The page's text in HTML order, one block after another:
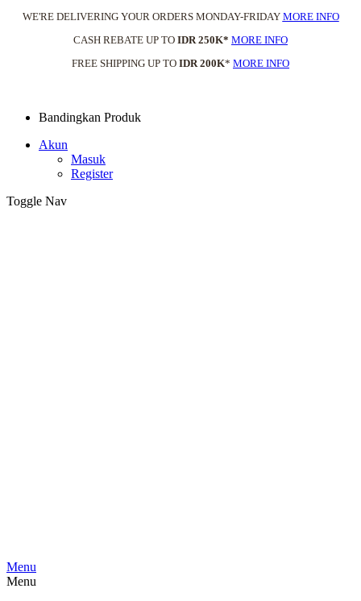
WE'RE DELIVERING YOUR ORDERS MONDAY-FRIDAY MORE INFO
CASH REBATE UP TO IDR 250K* MORE INFO
FREE SHIPPING UP TO IDR 200K* MORE INFO
Bandingkan Produk
Akun
Masuk
Register
Toggle Nav
Menu
Menu